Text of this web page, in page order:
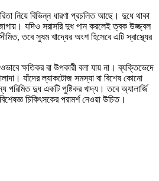
নিয়ে বিভিন্ন ধারণা প্রচলিত আছে। দুধে থাকা
যদিও সরাসরি দুধ পান করলেই ত্বক উজ্জ্বল
তবে সুষম খাদ্যের অংশ হিসেবে এটি স্বাস্থ্যের
ক্ষতিকর বা উপকারী বলা যায় না। ব্যক্তিভেদে
যাঁদের ল্যাকটোজ সমস্যা বা বিশেষ কোনো
পরিমিত দুধ একটি পুষ্টিকর খাদ্য। তবে অ্যালার্জি
চিকিৎসকের পরামর্শ নেওয়া উচিত।